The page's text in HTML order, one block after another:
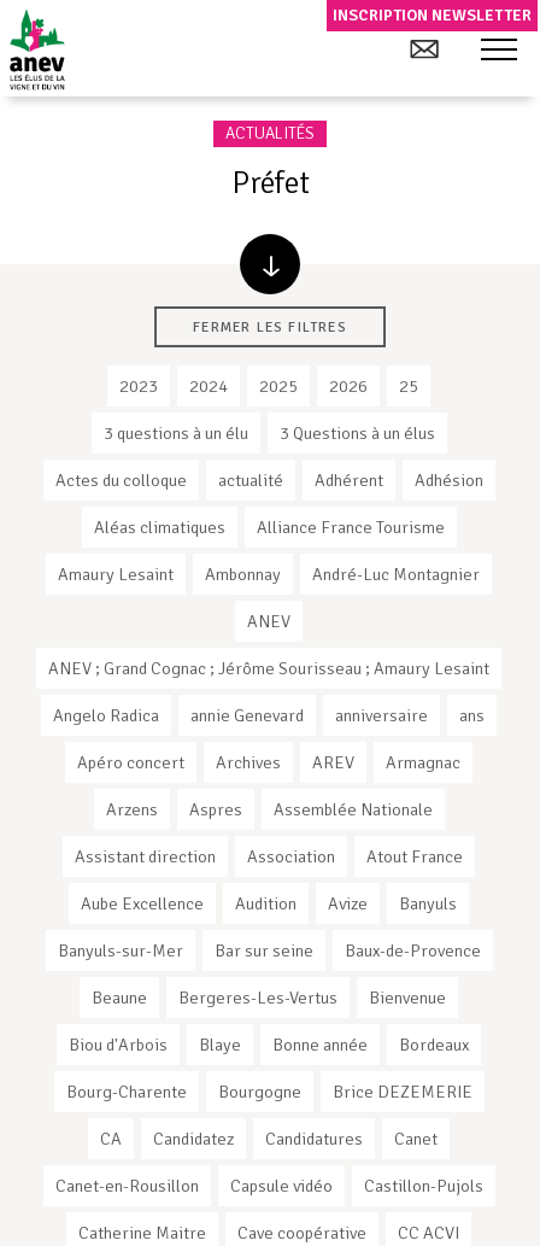
INSCRIPTION NEWSLETTER
ACTUALITÉS
Préfet
FERMER LES FILTRES
2023 2024 2025 2026 25
3 questions à un élu 3 Questions à un élus
Actes du colloque actualité Adhérent Adhésion
Aléas climatiques Alliance France Tourisme
Amaury Lesaint Ambonnay André-Luc Montagnier
ANEV
ANEV ; Grand Cognac ; Jérôme Sourisseau ; Amaury Lesaint
Angelo Radica annie Genevard anniversaire ans
Apéro concert Archives AREV Armagnac
Arzens Aspres Assemblée Nationale
Assistant direction Association Atout France
Aube Excellence Audition Avize Banyuls
Banyuls-sur-Mer Bar sur seine Baux-de-Provence
Beaune Bergeres-Les-Vertus Bienvenue
Biou d'Arbois Blaye Bonne année Bordeaux
Bourg-Charente Bourgogne Brice DEZEMERIE
CA Candidatez Candidatures Canet
Canet-en-Rousillon Capsule vidéo Castillon-Pujols
Catherine Maitre Cave coopérative CC ACVI